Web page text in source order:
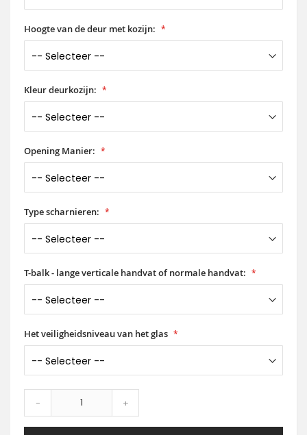
Hoogte van de deur met kozijn:
Kleur deurkozijn:
Opening Manier:
Type scharnieren:
T-balk - lange verticale handvat of normale handvat:
Het veiligheidsniveau van het glas
- +